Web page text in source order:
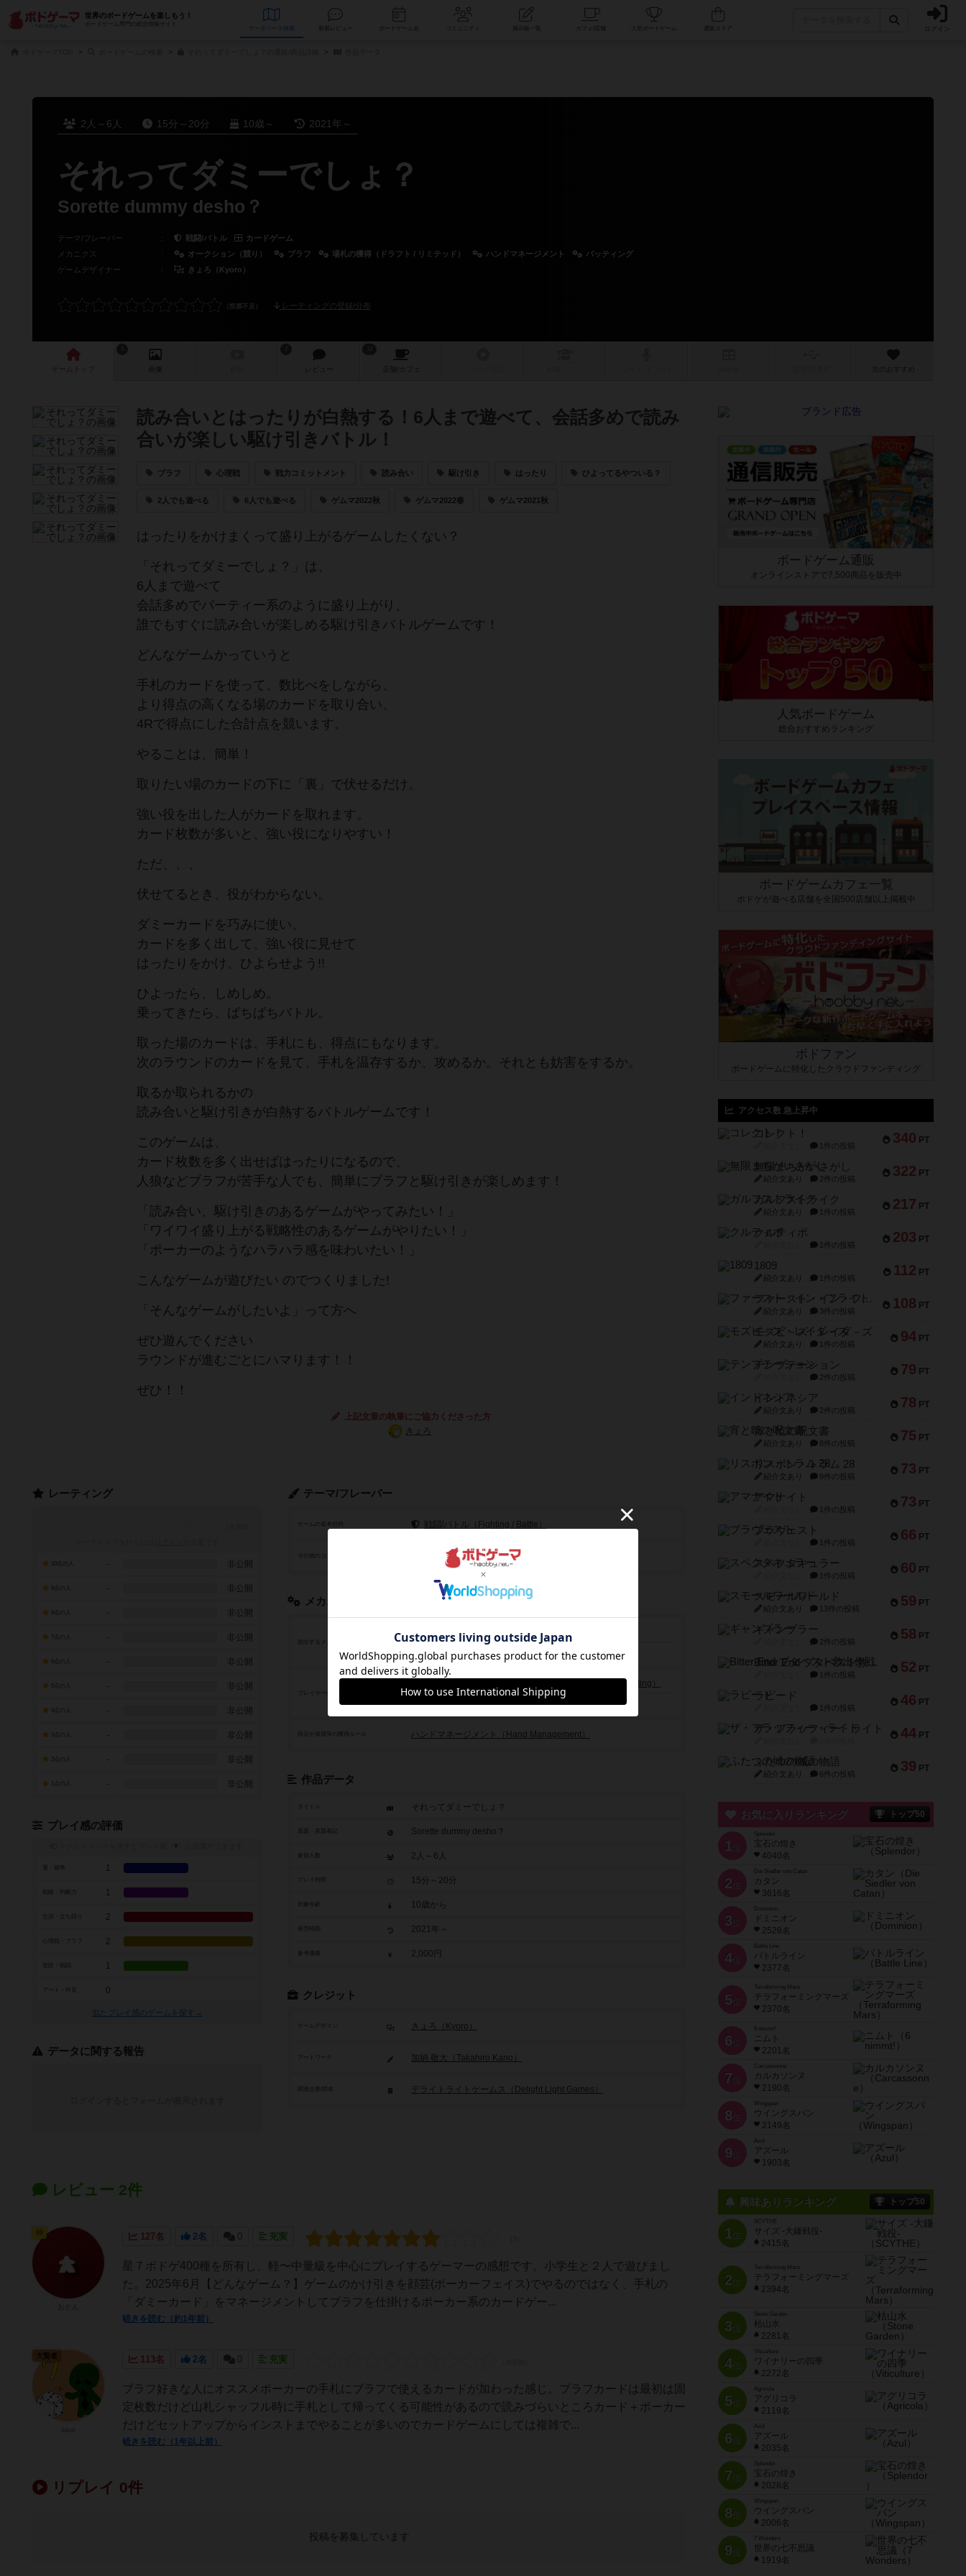
世界のボードゲームを楽しもう！
ボードゲーム専門の総合情報サイト
データベース コミュニティ 人気ボードゲーム ログイン
2人～6人 15分～20分 10歳～ 2021年～
それってダミーでしょ？
Sorette dummy desho？
テーマ/フレーバー ： 戦闘/バトル
カードゲーム
メカニクス
： オークション（競り） ブラフ 場札の獲得（ドラフト / リミテッド） ハンドマネージメント
バッティング
ゲームデザイナー
： きょろ（Kyoro）
レーティングの登録/分布
ゲーム 画像 レビュー 店舗/ カフェ 次のおすすめ
読み合いとはったりが白熱する！6人まで遊べて、会話多めで読み
合いが楽しい駆け引きバトル！
ブラフ 心理戦 戦力コミットメント 読み合い 駆け引き はったり ひよってるやついる？
2人でも遊べる 6人でも遊べる ゲムマ2022秋 ゲムマ2022春 ゲムマ2021秋
はったりをかけまくって盛り上がるゲームしたくない？
「それってダミーでしょ？」は、
6人まで遊べて
会話多めでパーティー系のように盛り上がり、
誰でもすぐに読み合いが楽しめる駆け引きバトルゲームです！
どんなゲームかっていうと
手札のカードを使って、数比べをしながら、
より得点の高くなる場のカードを取り合い、
4Rで得点にした合計点を競います。
やることは、簡単！
取りたい場のカードの下に「裏」で伏せるだけ。
強い役を出した人がカードを取れます。
カード枚数が多いと、強い役になりやすい！
ただ、、、
伏せてるとき、役がわからない。
ダミーカードを巧みに使い、
カードを多く出して、強い役に見せて
はったりをかけ、ひよらせよう!!
ひよったら、しめしめ。
乗ってきたら、ばちばちバトル。
取った場のカードは、手札にも、得点にもなります。
次のラウンドのカードを見て、手札を温存するか、攻めるか。それとも妨害をするか。
取るか取られるかの
読み合いと駆け引きが白熱するバトルゲームです！
このゲームは、
カード枚数を多く出せばはったりになるので、
人狼などブラフが苦手な人でも、簡単にブラフと駆け引きが楽しめます！
「読み合い、駆け引きのあるゲームがやってみたい！」
「ワイワイ盛り上がる戦略性のあるゲームがやりたい！」
「ポーカーのようなハラハラ感を味わいたい！」
こんなゲームが遊びたい のでつくりました!
「そんなゲームがしたいよ」って方へ
ぜひ遊んでください
ラウンドが進むごとにハマります！！
ぜひ！！
上記文章の執筆にご協力くださった方
きょろ
テーマ/フレーバー
ゲームの基本目的 戦闘/バトル（Fighting / Battle）
カードゲーム（Card Game）
メカニクス
頻出するメカニクス
オークション（競り）（Auction / Bidding）
ブラフ（Bluff）
場札の獲得（ドラフト / リミテッド）（Limited / Card Drafting）
バッティング（Batting）
ハンドマネージメント（Hand Management）
作品データ
タイトル それってダミーでしょ？
Sorette dummy desho？
参加人数 2人～6人
15分～20分
10歳から
2021年～
参考価格 2,000円
クレジット
ゲームデザイン きょろ（Kyoro）
アートワーク 加納 敬大（Takahiro Kano）
デライトライトゲームス（Delight Light Games）
レーティング
- 非公開
- 非公開
- 非公開
7点の人 - 非公開
- 非公開
- 非公開
- 非公開
- 非公開
- 非公開
- 非公開
プレイ感の評価
※
1
戦略・判断力 1
2
2
1
アート・外見 0
似たプレイ感のゲームを探す→
データに関する報告
レビュー 2件
127名 2名 0 充実
星７ボドゲ400種を所有し、軽〜中量級を中心にプレイするゲーマーの感想です。小学生と２人で遊びまし
た。2025年6月【どんなゲーム？】ゲームのかけ引きを顔芸(ポーカーフェイス)でやるのではなく、手札の
「ダミーカード」をマネージメントしてブラフを仕掛けるポーカー系のカードゲー...
続きを読む（約1年前）
113名 2名 0 充実
ブラフ好きな人にオススメポーカーの手札にブラフで使えるカードが加わった感じ。ブラフカードは最初は固
定枚数だけど山札シャッフル時に手札として帰ってくる可能性があるので読みづらいところカード＋ポーカー
だけどセットアップからインストまでやることが多いのでカードゲームにしては複雑で...
続きを読む（1年以上前）
大賢者
リプレイ 0件
投稿を募集しています
ボードゲーム通販
オンラインストアで7,500商品を販売中
人気ボードゲーム
総合おすすめランキング
ボードゲームカフェ一覧
ボドゲが遊べる店舗を全国500店舗以上掲載中
ボドファン
ボードゲームに特化したクラウドファンディング
アクセス数 急上昇中
340 PT
コレクト！
1件の投稿
322 PT
無限まちがいさがし
紹介文あり 2件の投稿
217 PT
ガルフストライク
紹介文あり 1件の投稿
203 PT
クルティボ
1件の投稿
112 PT
1809
紹介文あり 1件の投稿
108 PT
ファースト・イン・フライト
紹介文あり 3件の投稿
94 PT
モズビ－ズ・レイダ－ズ
紹介文あり 1件の投稿
79 PT
テンプテーション
2件の投稿
78 PT
インドネシア
紹介文あり 2件の投稿
75 PT
宵と暁の呪文書
紹介文あり 8件の投稿
73 PT
リスボン・トラム 28
紹介文あり 9件の投稿
73 PT
アマナイト
1件の投稿
66 PT
ブラヴェスト
1件の投稿
60 PT
スペクタキュラー
1件の投稿
59 PT
スモールワールド
紹介文あり 13件の投稿
58 PT
ギャンブラー
2件の投稿
52 PT
Bitter End ブタペスト救出作戦
1件の投稿
46 PT
ラピード
1件の投稿
44 PT
ザ・フラッフィー・ライト
39 PT
ふたつの城の物語
紹介文あり 6件の投稿
お気に入りランキング トップ50
1 位
宝石の煌き
4040名
2 位
Die Siedler von Catan
カタン
3616名
3 位
ドミニオン
2528名
4位
Battle Line
バトルライン
2377名
5 位
Terraforming Mars
テラフォーミングマーズ
2370名
6 位
ニムト
2201名
7 位
Carcassonne
カルカソンヌ
2190名
8 位
Wingspan
ウイングスパン
2149名
9 位
Azul
アズール
1903名
興味ありランキング トップ50
1位
SCYTHE
サイズ -大鎌戦役-
2415名
2位
Terraforming Mars
テラフォーミングマーズ
2394名
3位
Stone Garden
枯山水
2281名
4位
Viticulture
ワイナリーの四季
2272名
5位
Agricola
アグリコラ
2119名
6位
Azul
アズール
2035名
7位
宝石の煌き
2028名
8位
Wingspan
ウイングスパン
2006名
9位
7 Wonders
世界の七不思議
1919名